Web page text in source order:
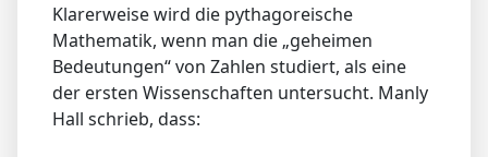
Klarerweise wird die pythagoreische
Mathematik, wenn man die „geheimen
Bedeutungen“ von Zahlen studiert, als eine
der ersten Wissenschaften untersucht. Manly
Hall schrieb, dass: